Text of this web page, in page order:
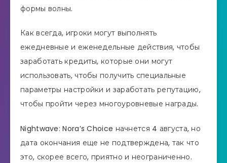
формы волны.
Как всегда, игроки могут выполнять
ежедневные и еженедельные действия, чтобы
заработать кредиты, которые они могут
использовать, чтобы получить специальные
параметры настройки и заработать репутацию,
чтобы пройти через многоуровневые награды.
Nightwave: Nora’s Choice начнется 4 августа, но
дата окончания еще не подтверждена, так что
это, скорее всего, приятно и неограниченно.